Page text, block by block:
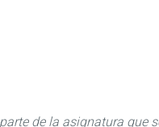
de la asignatura que